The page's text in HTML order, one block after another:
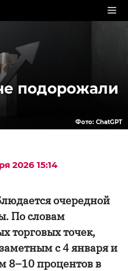
подорожали
Фото: ChatGPT
2026 15:14
очередной
По словам
торговых точек,
с 4 января и
8–10 процентов в